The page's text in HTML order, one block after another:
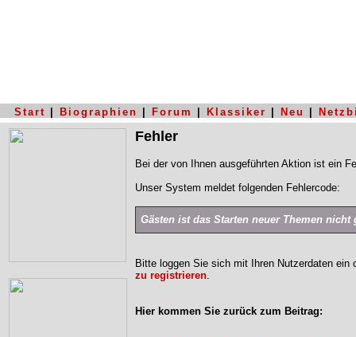
Start Biographien Forum Klassiker Neu
Fehler
Bei der von Ihnen ausgeführten Aktion ist ein
Unser System meldet folgenden Fehlercode:
Gästen ist das Starten neuer Themen nicht
Bitte loggen Sie sich mit Ihren Nutzerdaten
zu registrieren.
Hier kommen Sie zurück zum Beitrag: